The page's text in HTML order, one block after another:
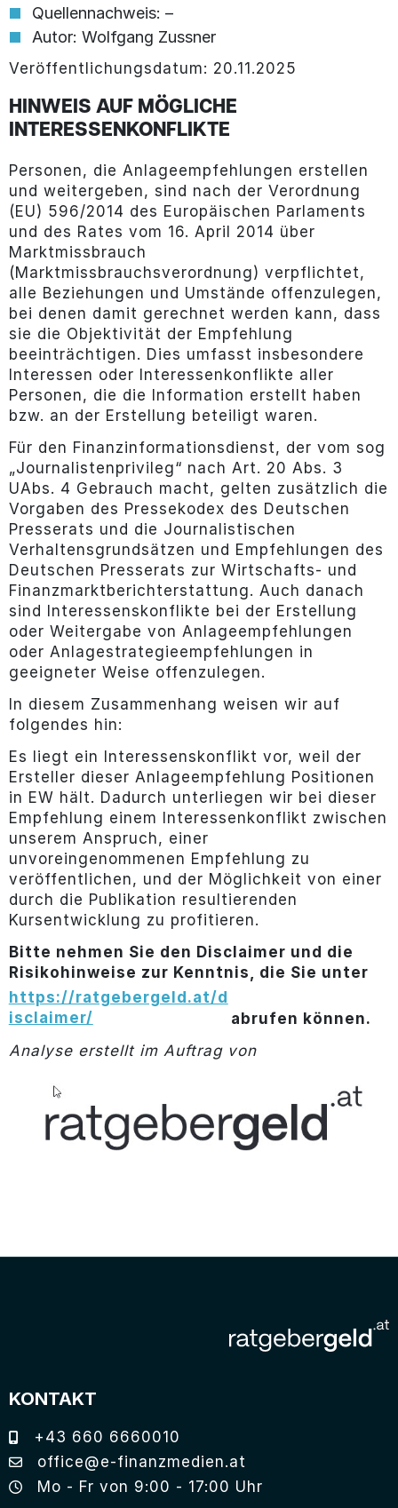
Quellennachweis: –
Autor: Wolfgang Zussner
Veröffentlichungsdatum: 20.11.2025
HINWEIS AUF MÖGLICHE
INTERESSENKONFLIKTE
Personen, die Anlageempfehlungen erstellen
und weitergeben, sind nach der Verordnung
(EU) 596/2014 des Europäischen Parlaments
und des Rates vom 16. April 2014 über
Marktmissbrauch
(Marktmissbrauchsverordnung) verpflichtet,
alle Beziehungen und Umstände offenzulegen,
bei denen damit gerechnet werden kann, dass
sie die Objektivität der Empfehlung
beeinträchtigen. Dies umfasst insbesondere
Interessen oder Interessenkonflikte aller
Personen, die die Information erstellt haben
bzw. an der Erstellung beteiligt waren.
Für den Finanzinformationsdienst, der vom sog
„Journalistenprivileg“ nach Art. 20 Abs. 3
UAbs. 4 Gebrauch macht, gelten zusätzlich die
Vorgaben des Pressekodex des Deutschen
Presserats und die Journalistischen
Verhaltensgrundsätzen und Empfehlungen des
Deutschen Presserats zur Wirtschafts- und
Finanzmarktberichterstattung. Auch danach
sind Interessenskonflikte bei der Erstellung
oder Weitergabe von Anlageempfehlungen
oder Anlagestrategieempfehlungen in
geeigneter Weise offenzulegen.
In diesem Zusammenhang weisen wir auf
folgendes hin:
Es liegt ein Interessenskonflikt vor, weil der
Ersteller dieser Anlageempfehlung Positionen
in EW hält. Dadurch unterliegen wir bei dieser
Empfehlung einem Interessenkonflikt zwischen
unserem Anspruch, einer
unvoreingenommenen Empfehlung zu
veröffentlichen, und der Möglichkeit von einer
durch die Publikation resultierenden
Kursentwicklung zu profitieren.
Bitte nehmen Sie den Disclaimer und die
Risikohinweise zur Kenntnis, die Sie unter
https://ratgebergeld.at/d
isclaimer/
abrufen können.
Analyse erstellt im Auftrag von
KONTAKT
+43 660 6660010
office@e-finanzmedien.at
Mo - Fr von 9:00 - 17:00 Uhr